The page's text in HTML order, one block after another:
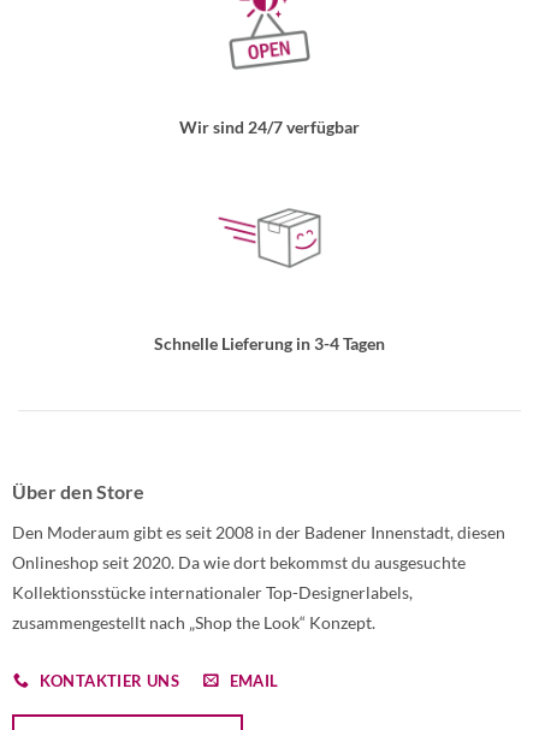
Wir sind 24/7 verfügbar
Schnelle Lieferung in 3-4 Tagen
Über den Store
Den Moderaum gibt es seit 2008 in der Badener Innenstadt, diesen
Onlineshop seit 2020. Da wie dort bekommst du ausgesuchte
Kollektionsstücke internationaler Top-Designerlabels,
zusammengestellt nach „Shop the Look“ Konzept.
KONTAKTIER UNS EMAIL